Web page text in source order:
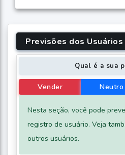
Previsões dos Usuários
Qual é a sua
Vender Neutro
Nesta seção, você pode
registro de usuário. Veja
outros usuários.